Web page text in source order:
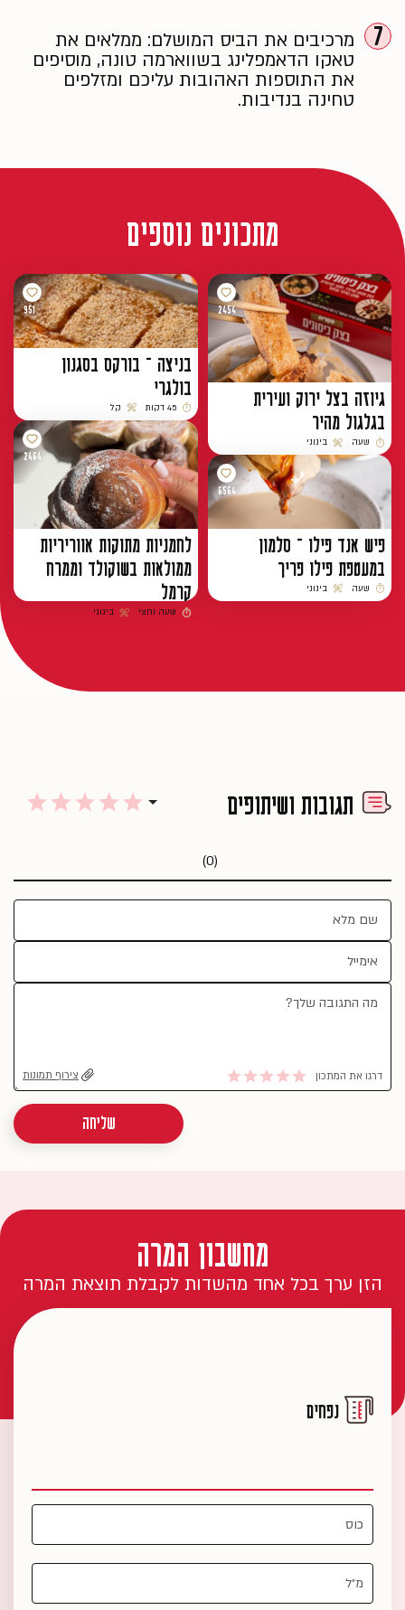
7
מרכיבים את הביס המושלם: ממלאים את
טאקו הדאמפלינג בשווארמה טונה, מוסיפים
את התוספות האהובות עליכם ומזלפים
טחינה בנדיבות.
מתכונים נוספים
2454
גיוזה בצל ירוק ועירית
בגלגול מהיר
זמן הכנה
שעה
רמת קושי
בינוני
951
בניצה – בורקס בסגנון
בולגרי
זמן הכנה
45 דקות
רמת קושי
קל
6564
פיש אנד פילו – סלמון
במעטפת פילו פריך
זמן הכנה
שעה
רמת קושי
בינוני
2464
לחמניות מתוקות אווריריות
ממולאות בשוקולד וממרח
קרמל
זמן הכנה
שעה וחצי
רמת קושי
בינוני
תגובות ושיתופים
(0)
דרגו את המתכון צירוף תמונות
שליחה
מחשבון המרה
הזן ערך בכל אחד מהשדות לקבלת תוצאת המרה
נפחים